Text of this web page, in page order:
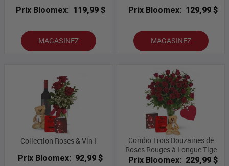
Prix Bloomex: 119,99 $
MAGASINEZ
Prix Bloomex: 129,99 $
MAGASINEZ
Collection Roses & Vin I
Prix Bloomex: 92,99 $
Combo Trois Douzaines de
Roses Rouges à Longue Tige
Prix Bloomex: 229,99 $